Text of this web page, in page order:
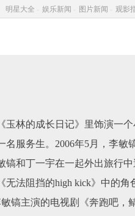
明星大全 娱乐新闻 图片新闻 观影
林的成长日记》里饰演一个
名服务生。2006年5月，李
镐和丁一宇在一起外出旅行
无法阻挡的high kick》中的角
主演的电视剧《奔跑吧，